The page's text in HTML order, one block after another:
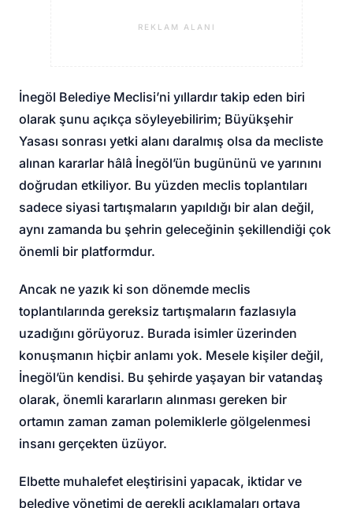
REKLAM ALANI
İnegöl Belediye Meclisi’ni yıllardır takip eden biri
olarak şunu açıkça söyleyebilirim; Büyükşehir
Yasası sonrası yetki alanı daralmış olsa da mecliste
alınan kararlar hâlâ İnegöl’ün bugününü ve yarınını
doğrudan etkiliyor. Bu yüzden meclis toplantıları
sadece siyasi tartışmaların yapıldığı bir alan değil,
aynı zamanda bu şehrin geleceğinin şekillendiği çok
önemli bir platformdur.
Ancak ne yazık ki son dönemde meclis
toplantılarında gereksiz tartışmaların fazlasıyla
uzadığını görüyoruz. Burada isimler üzerinden
konuşmanın hiçbir anlamı yok. Mesele kişiler değil,
İnegöl’ün kendisi. Bu şehirde yaşayan bir vatandaş
olarak, önemli kararların alınması gereken bir
ortamın zaman zaman polemiklerle gölgelenmesi
insanı gerçekten üzüyor.
Elbette muhalefet eleştirisini yapacak, iktidar ve
belediye yönetimi de gerekli açıklamaları ortaya